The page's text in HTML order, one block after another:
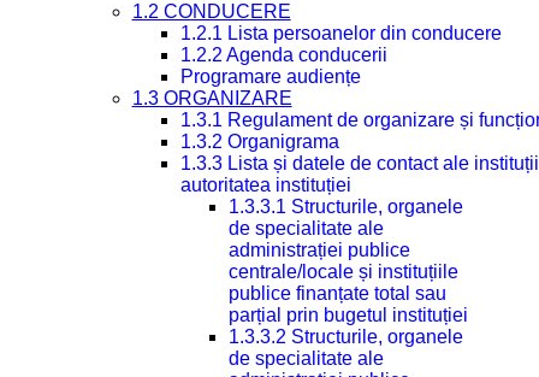
1.2 CONDUCERE
1.2.1 Lista persoanelor din conducere
1.2.2 Agenda conducerii
Programare audiențe
1.3 ORGANIZARE
1.3.1 Regulament de organizare și
1.3.2 Organigrama
1.3.3 Lista și datele de contact ale
autoritatea instituției
1.3.3.1 Structurile, organele
de specialitate ale
administrației publice
centrale/locale și instituțiile
publice finanțate total sau
parțial prin bugetul instituției
1.3.3.2 Structurile, organele
de specialitate ale